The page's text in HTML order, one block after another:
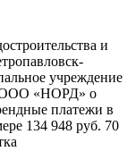
и
учреждение
ООО «НОРД» о
платежи в
134 948 руб. 70